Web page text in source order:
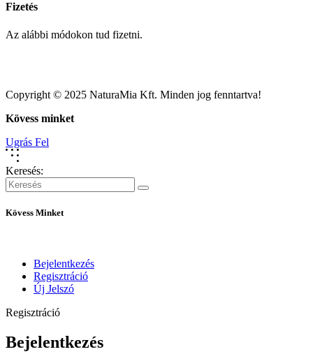
Fizetés
Az alábbi módokon tud fizetni.
Copyright © 2025 NaturaMia Kft. Minden jog fenntartva!
Kövess minket
Ugrás Fel
Keresés:
Kövess Minket
Bejelentkezés
Regisztráció
Új Jelszó
Regisztráció
Bejelentkezés